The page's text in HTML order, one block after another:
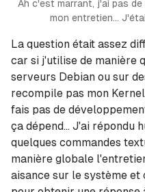
Ah c'est marrant, j'ai pas
mon entretien...
La question était assez
car si j'utilise de manière
serveurs Debian ou sur
recompile pas mon
fais pas de
ça dépend... J'ai répondu
quelques commandes
manière globale
aisance sur le système et